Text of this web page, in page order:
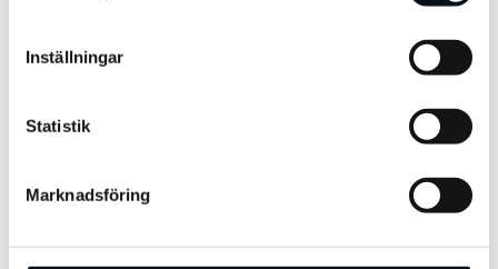
Inställningar
Statistik
Marknadsföring
Viva
Viva Media
Webb